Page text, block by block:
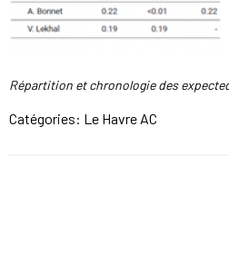
Répartition et chronologie des
Catégories: Le Havre AC